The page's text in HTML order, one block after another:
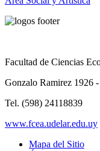
Facultad de Ciencias
Gonzalo Ramirez 1926
Tel. (598) 24118839
www.fcea.udelar.edu.uy
Mapa del Sitio